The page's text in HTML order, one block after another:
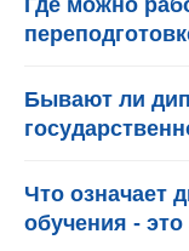
Где можно
Бывают ли
Что означает
обучения - это